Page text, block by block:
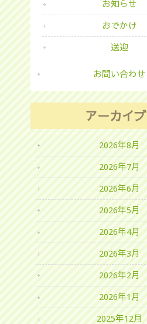
お知らせ
おでかけ
送迎
お問い合わせ
アーカイブ
2026年8月
2026年7月
2026年6月
2026年5月
2026年4月
2026年3月
2026年2月
2026年1月
2025年12月